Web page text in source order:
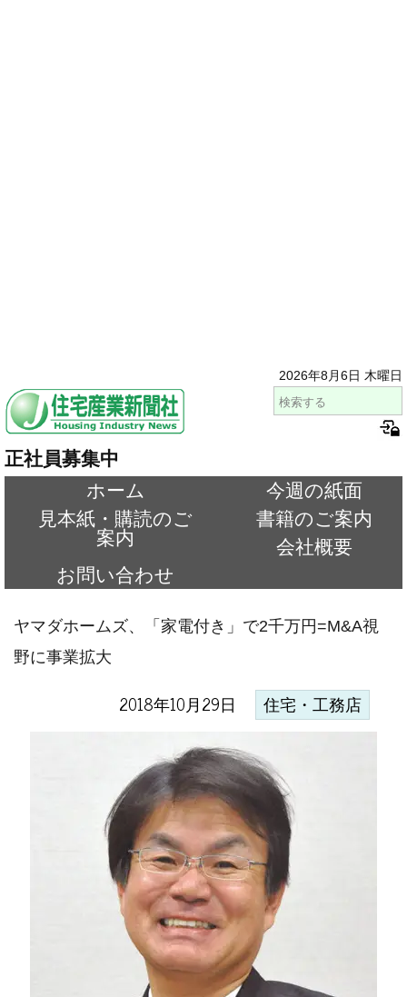
2026年8月6日 木曜日
正社員募集中
ホーム
今週の紙面
見本紙・購読のご
案内
書籍のご案内
会社概要
お問い合わせ
ヤマダホームズ、「家電付き」で2千万円=M&A視
野に事業拡大
2018年10月29日 住宅・工務店